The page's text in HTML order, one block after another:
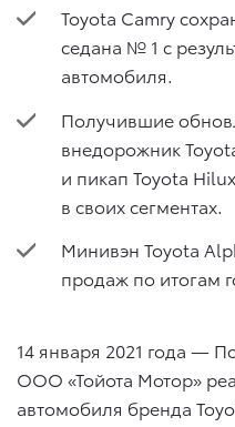
Toyota Camry
седана № 1 с
автомобиля.
Получившие
внедорожник
и пикап Toyota
в своих сегментах.
Минивэн Toyota
продаж по итогам
14 января 2021 года —
ООО «Тойота Мотор»
автомобиля бренда